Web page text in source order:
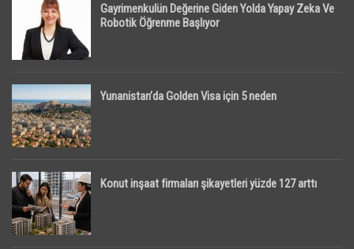
Gayrimenkulün Değerine Giden Yolda Yapay Zeka Ve
Robotik Öğrenme Başlıyor
Yunanistan’da Golden Visa için 5 neden
Konut inşaat firmaları şikayetleri yüzde 127 arttı